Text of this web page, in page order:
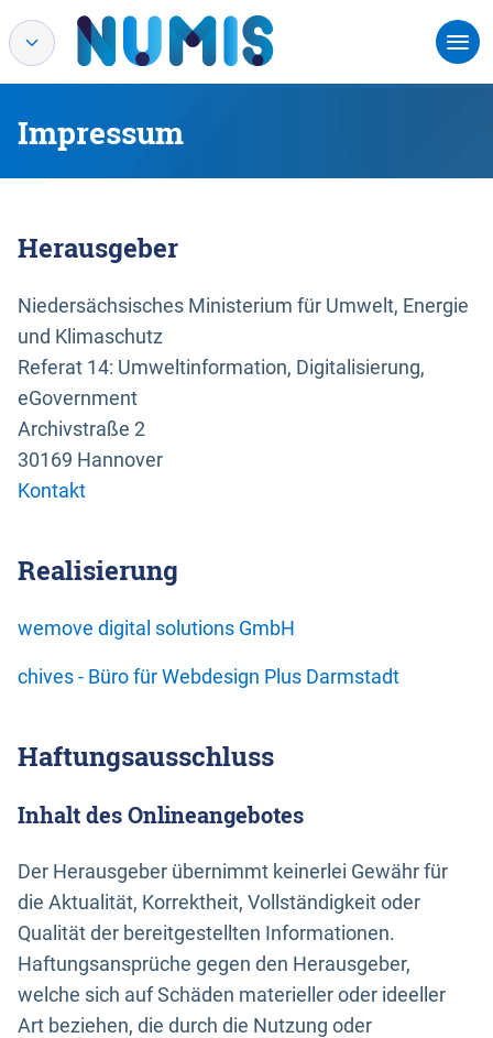
Impressum
Herausgeber
Niedersächsisches Ministerium für Umwelt, Energie
und Klimaschutz
Referat 14: Umweltinformation, Digitalisierung,
eGovernment
Archivstraße 2
30169 Hannover
Kontakt
Realisierung
wemove digital solutions GmbH
chives - Büro für Webdesign Plus Darmstadt
Haftungsausschluss
Inhalt des Onlineangebotes
Der Herausgeber übernimmt keinerlei Gewähr für
die Aktualität, Korrektheit, Vollständigkeit oder
Qualität der bereitgestellten Informationen.
Haftungsansprüche gegen den Herausgeber,
welche sich auf Schäden materieller oder ideeller
Art beziehen, die durch die Nutzung oder